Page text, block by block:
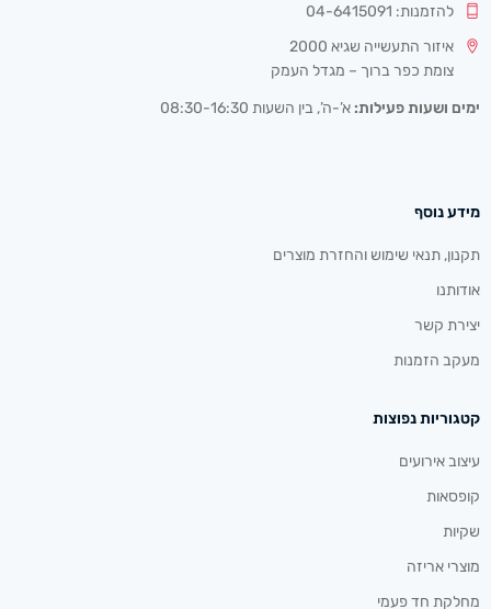
להזמנות: 04-6415091
איזור התעשייה שגיא 2000
צומת כפר ברוך – מגדל העמק
ימים ושעות פעילות: א’-ה’, בין השעות 08:30-16:30
מידע נוסף
תקנון, תנאי שימוש והחזרת מוצרים
אודותנו
יצירת קשר
מעקב הזמנות
קטגוריות נפוצות
עיצוב אירועים
קופסאות
שקיות
מוצרי אריזה
מחלקת חד פעמי